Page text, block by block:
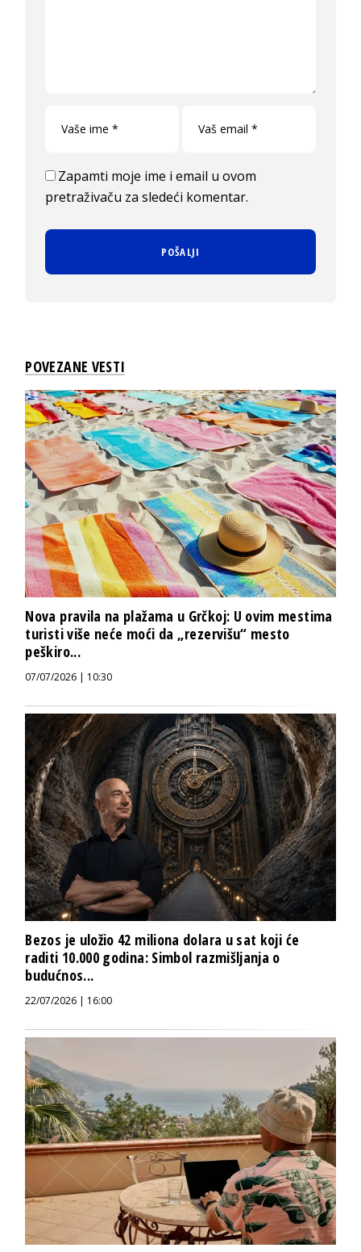
Zapamti moje ime i email u ovom
pretraživaču za sledeći komentar.
POVEZANE VESTI
Nova pravila na plažama u Grčkoj: U ovim mestima
turisti više neće moći da „rezervišu“ mesto
peškiro...
07/07/2026 | 10:30
Bezos je uložio 42 miliona dolara u sat koji će
raditi 10.000 godina: Simbol razmišljanja o
budućnos...
22/07/2026 | 16:00